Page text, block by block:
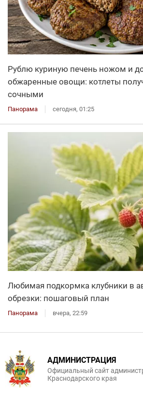
Рублю куриную печень ножом и
обжаренные овощи: котлеты
сочными
Панорама сегодня, 01:25
Любимая подкормка клубники в
обрезки: пошаговый план
Панорама вчера, 22:59
АДМИНИСТРАЦИЯ
Официальный сайт
Краснодарского края